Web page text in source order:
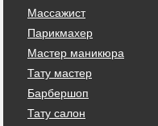
Массажист
Парикмахер
Мастер маникюра
Тату мастер
Барбершоп
Тату салон